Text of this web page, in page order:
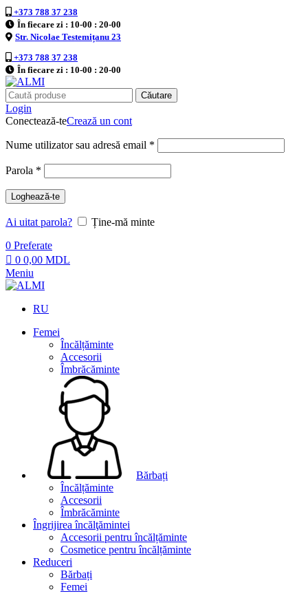
+373 788 37 238
În fiecare zi : 10-00 : 20-00
Str. Nicolae Testemițanu 23
+373 788 37 238
În fiecare zi : 10-00 : 20-00
Căutare
Login
Conectează-teCrează un cont
Nume utilizator sau adresă email *
Parola *
Loghează-te
Ai uitat parola?
Ține-mă minte
0 Preferate
0 0,00 MDL
Meniu
RU
Femei
Încălțăminte
Accesorii
Îmbrăcăminte
Bărbați
Încălțăminte
Accesorii
Îmbrăcăminte
Îngrijirea încălţămintei
Accesorii pentru încălțăminte
Cosmetice pentru încălțăminte
Reduceri
Bărbați
Femei